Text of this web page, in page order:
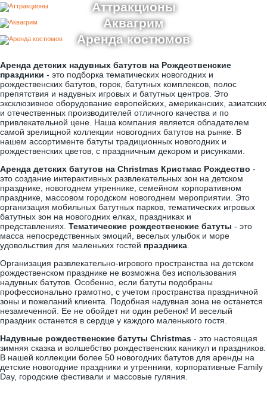
Аттракционы
Аквагрим
Аренда костюмов
Аренда детских надувных батутов на Рождественские
праздники - это подборка тематических новогодних и
рождественских батутов, горок, батутных комплексов, полос
препятствия и надувных игровых и батутных центров. Это
эксклюзивное оборудование европейских, американских, азиатских
и отечественных производителей отличного качества и по
привлекательной цене. Наша компания является обладателем
самой зрелищной коллекции новогодних батутов на рынке. В
нашем ассортименте батуты традиционных новогодних и
рождественских цветов, с праздничным декором и рисунками.
Аренда детских батутов на Christmas Кристмас Рождество -
это создание интерактивных развлекательных зон на детском
празднике, новогоднем утреннике, семейном корпоративном
празднике, массовом городском новогоднем мероприятии. Это
организация мобильных батутных парков, тематических игровых
батутных зон на новогодних елках, праздниках и
представлениях. Тематические рождественские батуты - это
масса непосредственных эмоций, веселых улыбок и море
удовольствия для маленьких гостей праздника
Организация развлекательно-игрового пространства на детском
рождественском празднике не возможна без использования
надувных батутов. Особенно, если батуты подобраны
профессионально грамотно, с учетом пространства праздничной
зоны и пожеланий клиента. Подобная надувная зона не останется
незамеченной. Ее не обойдет ни один ребенок! И веселый
праздник останется в сердце у каждого маленького гостя.
Надувные рождественские батуты Christmas - это настоящая
зимняя сказка и волшебство рождественских каникул и праздников.
В нашей коллекции более 50 новогодних батутов для аренды на
детские новогодние праздники и утренники, корпоративные Family
Day, городские фестивали и массовые гуляния.